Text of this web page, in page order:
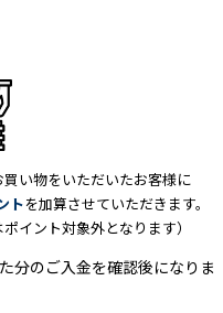
買い物をいただいたお客様に
トを加算させていただきます。
イント対象外となります）
分のご入金を確認後になりま